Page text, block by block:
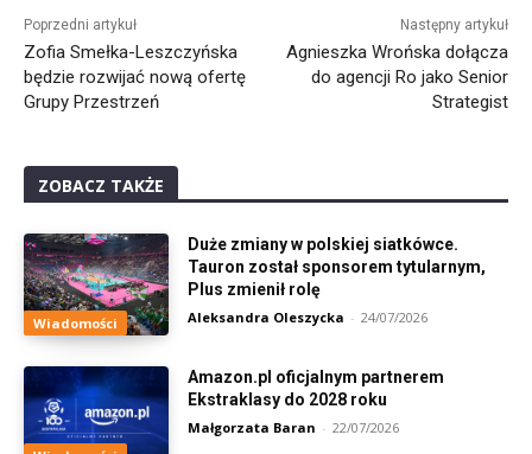
Poprzedni artykuł
Zofia Smełka-Leszczyńska
będzie rozwijać nową ofertę
Grupy Przestrzeń
Następny artykuł
Agnieszka Wrońska dołącza
do agencji Ro jako Senior
Strategist
ZOBACZ TAKŻE
Wiadomości
Duże zmiany w polskiej siatkówce.
Tauron został sponsorem tytularnym,
Plus zmienił rolę
Aleksandra Oleszycka - 24/07/2026
Amazon.pl oficjalnym partnerem
Ekstraklasy do 2028 roku
Małgorzata Baran - 22/07/2026